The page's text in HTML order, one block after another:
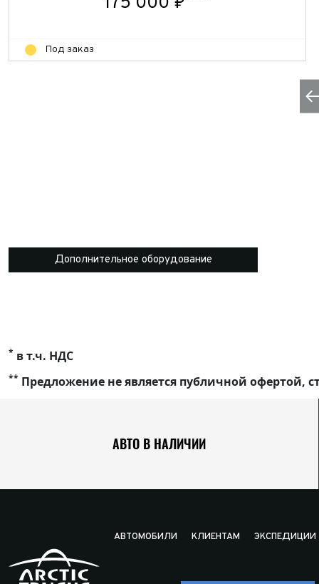
Под заказ
Дополнительное оборудование
* в т.ч. НДС
** Предложение не является публичной офертой,
АВТО В НАЛИЧИИ
АВТОМОБИЛИ КЛИЕНТАМ ЭКСПЕДИЦИИ